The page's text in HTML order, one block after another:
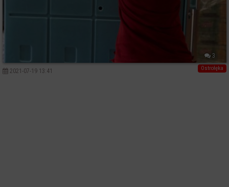
3
Ostrołęka
2021-07-19 13:41